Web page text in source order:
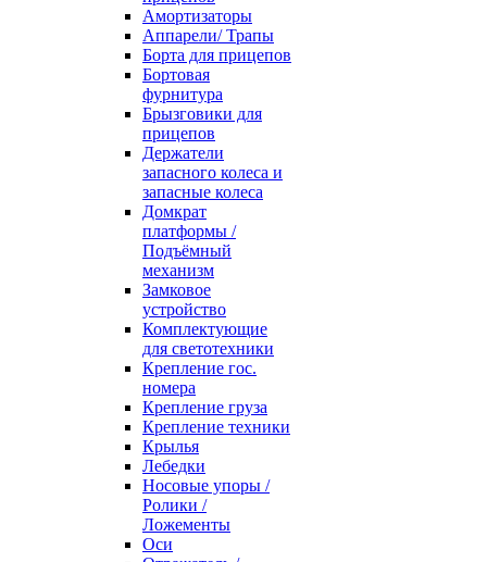
Амортизаторы
Аппарели/ Трапы
Борта для прицепов
Бортовая
фурнитура
Брызговики для
прицепов
Держатели
запасного колеса и
запасные колеса
Домкрат
платформы /
Подъёмный
механизм
Замковое
устройство
Комплектующие
для светотехники
Крепление гос.
номера
Крепление груза
Крепление техники
Крылья
Лебедки
Носовые упоры /
Ролики /
Ложементы
Оси